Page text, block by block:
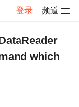
登录 频道
which